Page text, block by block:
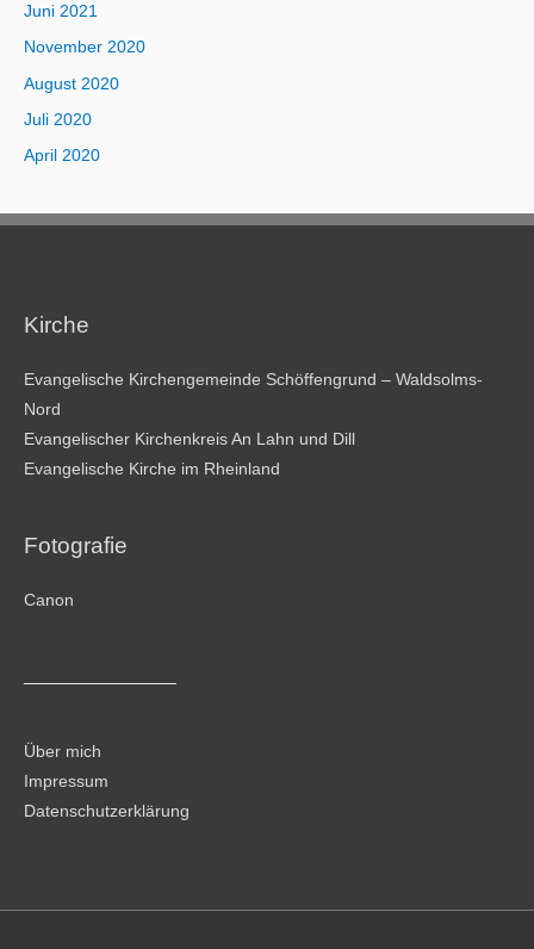
Juni 2021
November 2020
August 2020
Juli 2020
April 2020
Kirche
Evangelische Kirchengemeinde Schöffengrund – Waldsolms-
Nord
Evangelischer Kirchenkreis An Lahn und Dill
Evangelische Kirche im Rheinland
Fotografie
Canon
Über mich
Impressum
Datenschutzerklärung